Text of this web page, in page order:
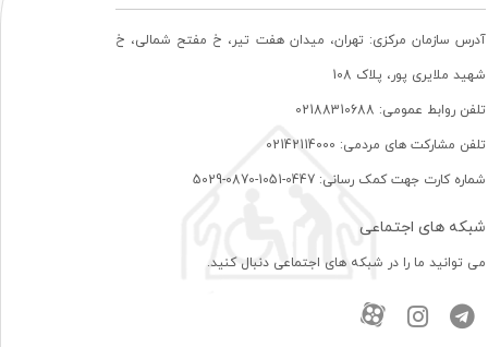
آدرس سازمان مرکزی: تهران، ميدان هفت تير، خ مفتح شمالی، خ
شهيد ملايری پور، پلاک 108
تلفن روابط عمومی: 02188310688
تلفن مشارکت های مردمی: 02142114000
شماره کارت جهت کمک رسانی: 0447-1051-0870-5029
شبکه های اجتماعی
می توانید ما را در شبکه های اجتماعی دنبال کنید.